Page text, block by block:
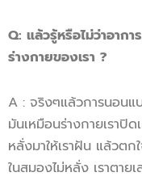
Q: แล้วรู้หรือไม่ว่าอาก
ร่างกายของเรา ?
A : จริงๆแล้วการนอน
มันเหมือนร่างกายเราปิ
หลั่งมาให้เราฝัน แล้วต
ในสมองไม่หลั่ง เราตาย